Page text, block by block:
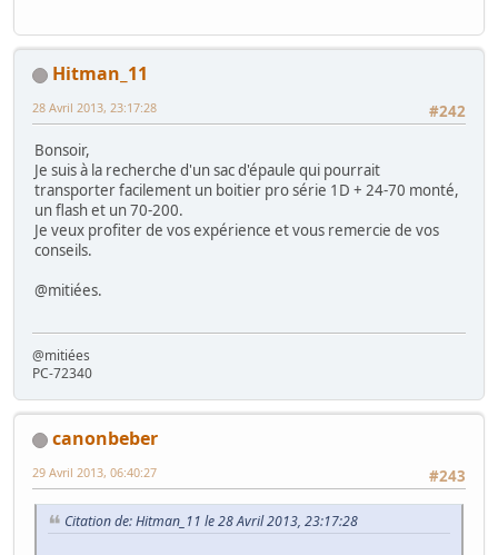
Hitman_11
#242
28 Avril 2013, 23:17:28
Bonsoir,
Je suis à la recherche d'un sac d'épaule qui pourrait
transporter facilement un boitier pro série 1D + 24-70 monté,
un flash et un 70-200.
Je veux profiter de vos expérience et vous remercie de vos
conseils.
@mitiées.
@mitiées
PC-72340
canonbeber
#243
29 Avril 2013, 06:40:27
Citation de: Hitman_11 le 28 Avril 2013, 23:17:28